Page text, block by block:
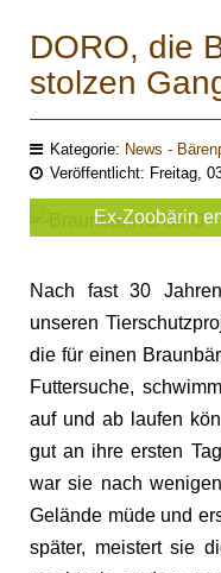
DORO, die
stolzen
Kategorie: News -
Veröffentlicht: Freitag,
Ex-Zoobärin
Nach fast 30
unseren
die für einen
Futtersuche,
auf und ab laufen
gut an ihre ersten
war sie nach
Gelände müde und
später, meistert sie